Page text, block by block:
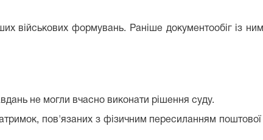
військових формувань. Раніше документообіг із
не могли вчасно виконати рішення суду.
пов'язаних з фізичним пересиланням поштової